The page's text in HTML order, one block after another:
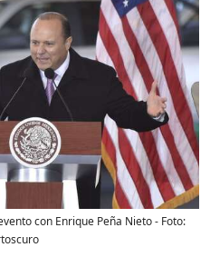
con Enrique Peña Nieto- Foto: